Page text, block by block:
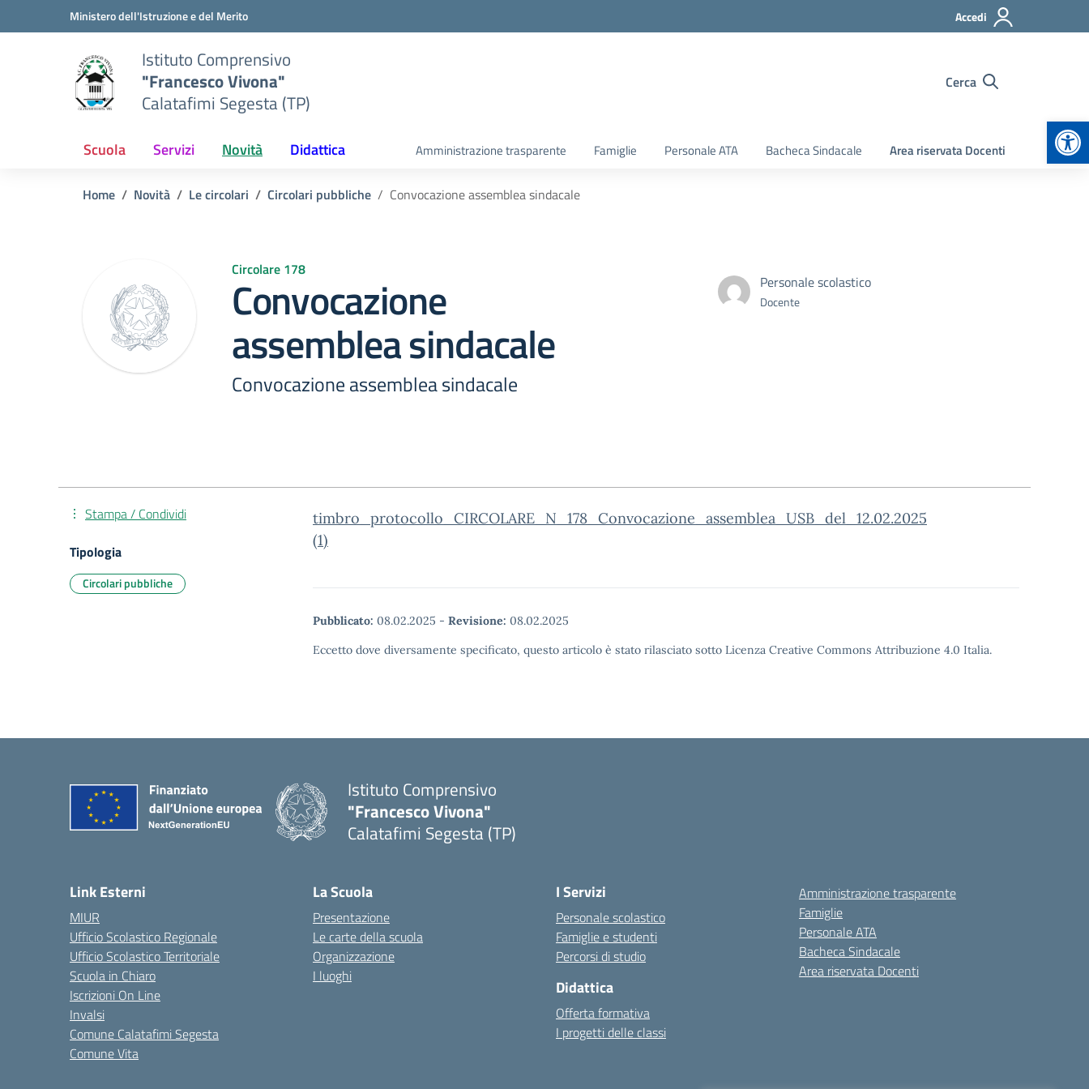
Vai ai contenuti
Vai al menu di navigazioneMinistero dell'Istruzione e del Merito Accedi
Istituto Comprensivo
"Francesco Vivona"
Calatafimi Segesta (TP)
Cerca
Scuola Servizi Novità Didattica Amministrazione trasparente Famiglie Personale ATA Bacheca Sindacale Area riservata Docenti
Home Novità Le circolari Circolari pubbliche Convocazione assemblea sindacale
Circolare 178
Convocazione
assemblea sindacale
Convocazione assemblea sindacale
Personale scolastico
Docente
timbro_protocollo_CIRCOLARE_N_178_Convocazione_assemblea_USB_del_12.02.2025
(1)
Pubblicato: 08.02.2025 - Revisione: 08.02.2025
Eccetto dove diversamente specificato, questo articolo è stato rilasciato sotto Licenza Creative Commons Attribuzione 4.0 Italia.
Stampa / Condividi
Tipologia
Circolari pubbliche
Istituto Comprensivo
"Francesco Vivona"
Calatafimi Segesta (TP)
Link Esterni
MIUR
Ufficio Scolastico Regionale
Ufficio Scolastico Territoriale
Scuola in Chiaro
Iscrizioni On Line
Invalsi
Comune Calatafimi Segesta
Comune Vita
La Scuola
Presentazione
Le carte della scuola
Organizzazione
I luoghi
I Servizi
Personale scolastico
Famiglie e studenti
Percorsi di studio
Didattica
Offerta formativa
I progetti delle classi
Amministrazione trasparente
Famiglie
Personale ATA
Bacheca Sindacale
Area riservata Docenti